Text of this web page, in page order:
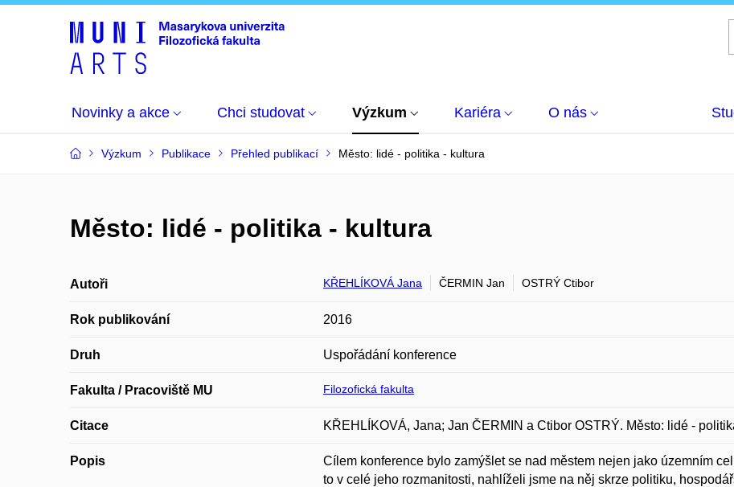
Novinky a akce Chci studovat Výzkum Kariéra O nás
Výzkum Publikace Přehled publikací Město: lidé - politika - kultura
Město: lidé - politika - kultura
Autoři KŘEHLÍKOVÁ Jana ČERMIN Jan OSTRÝ Ctibor
Rok publikování 2016
Druh Uspořádání konference
Fakulta / Pracoviště MU Filozofická fakulta
Citace KŘEHLÍKOVÁ, Jana; Jan ČERMIN a Ctibor OSTRÝ. Město: lidé -
Popis
Cílem konference bylo zamýšlet se nad městem nejen jako územním
to v celé jeho rozmanitosti, nahlíželi jsme na něj skrze politiku,